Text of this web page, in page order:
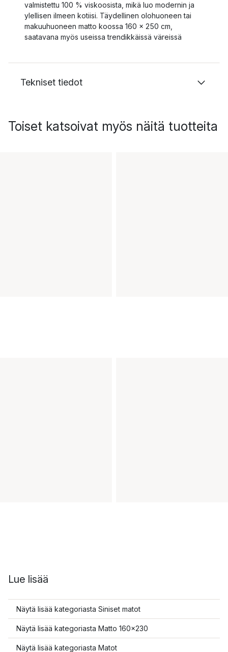
valmistettu 100 % viskoosista, mikä luo modernin ja
ylellisen ilmeen kotiisi. Täydellinen olohuoneen tai
makuuhuoneen matto koossa 160 x 250 cm,
saatavana myös useissa trendikkäissä väreissä
Tekniset tiedot
Toiset katsoivat myös näitä tuotteita
Lue lisää
Näytä lisää kategoriasta Siniset matot
Näytä lisää kategoriasta Matto 160x230
Näytä lisää kategoriasta Matot